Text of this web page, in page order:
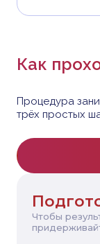
Как
Процедура
трёх простых
Чтобы